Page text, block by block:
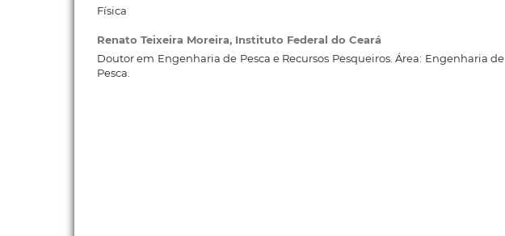
Física
Renato Teixeira Moreira, Instituto Federal do Ceará
Doutor em Engenharia de Pesca e Recursos Pesqueiros. Área: Engenharia de
Pesca.